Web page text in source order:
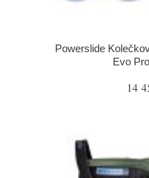
Powerslide
Evo
14